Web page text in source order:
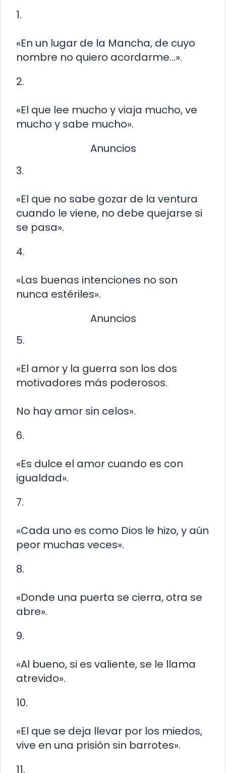
1.
«En un lugar de la Mancha, de cuyo
nombre no quiero acordarme…».
2.
«El que lee mucho y viaja mucho, ve
mucho y sabe mucho».
Anuncios
3.
«El que no sabe gozar de la ventura
cuando le viene, no debe quejarse si
se pasa».
4.
«Las buenas intenciones no son
nunca estériles».
Anuncios
5.
«El amor y la guerra son los dos
motivadores más poderosos.
No hay amor sin celos».
6.
«Es dulce el amor cuando es con
igualdad».
7.
«Cada uno es como Dios le hizo, y aún
peor muchas veces».
8.
«Donde una puerta se cierra, otra se
abre».
9.
«Al bueno, si es valiente, se le llama
atrevido».
10.
«El que se deja llevar por los miedos,
vive en una prisión sin barrotes».
11.